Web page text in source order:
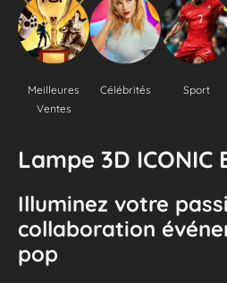
Meilleures
Ventes
Célébrités Sport
Lampe 3D ICONIC
Illuminez votre
collaboration
pop